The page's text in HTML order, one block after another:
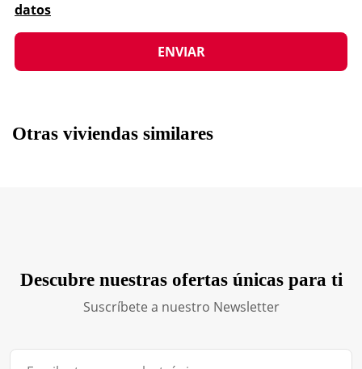
datos
Otras viviendas similares
Descubre nuestras ofertas únicas para ti
Suscríbete a nuestro Newsletter